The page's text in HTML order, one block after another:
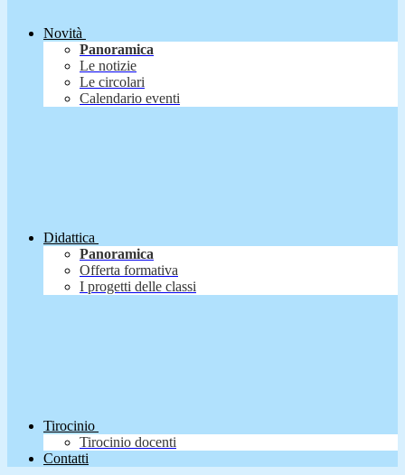
Novità
Panoramica
Le notizie
Le circolari
Calendario eventi
Didattica
Panoramica
Offerta formativa
I progetti delle classi
Tirocinio
Tirocinio docenti
Contatti